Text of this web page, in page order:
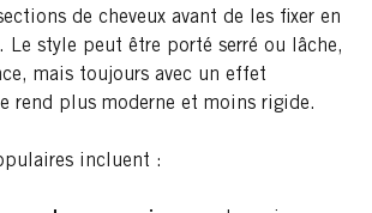
de cheveux avant de les fixer en
Le style peut être porté serré ou lâche,
mais toujours avec un effet
rend plus moderne et moins rigide.
incluent :